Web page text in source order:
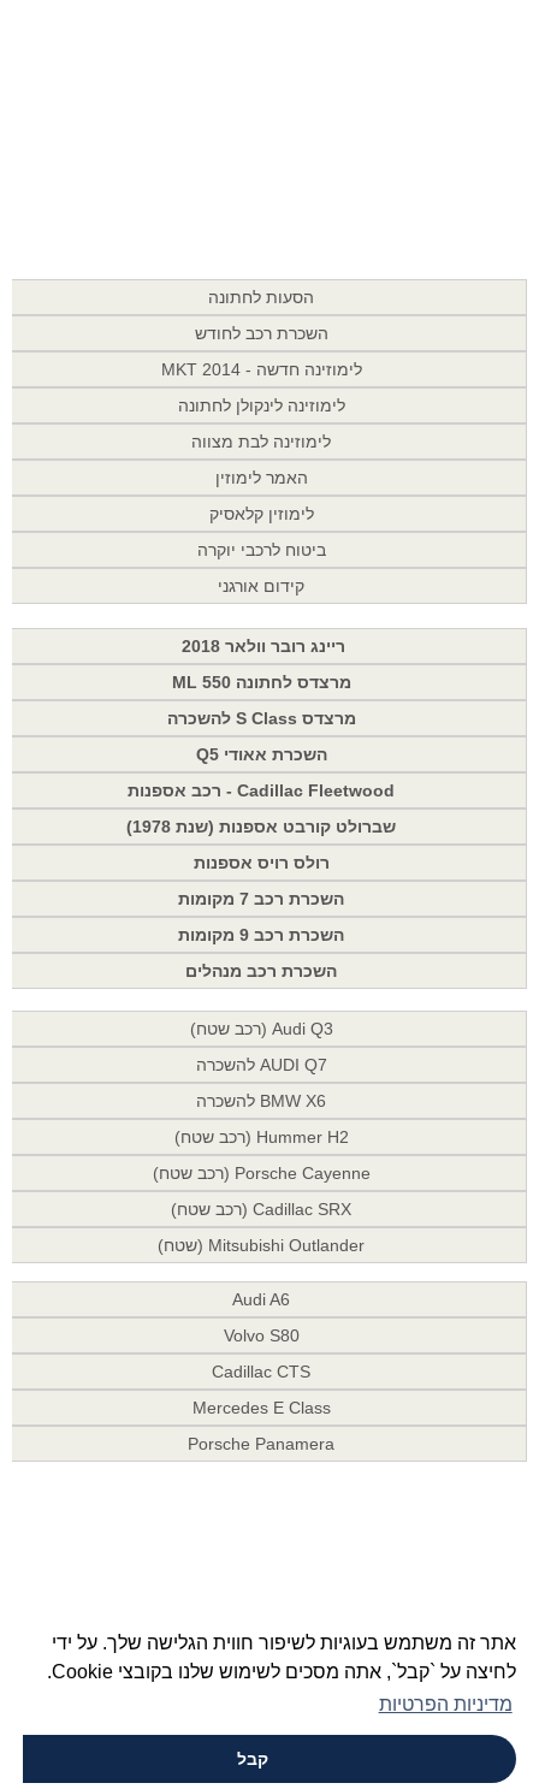
אתר זה משתמש בעוגיות לשיפור חווית הגלישה שלך. על ידי
לחיצה על `קבל`, אתה מסכים לשימוש שלנו בקובצי Cookie.
מדיניות הפרטיות
קבל
הסעות לחתונה
השכרת רכב לחודש
לימוזינה חדשה - MKT 2014
לימוזינה לינקולן לחתונה
לימוזינה לבת מצווה
האמר לימוזין
לימוזין קלאסיק
ביטוח לרכבי יוקרה
קידום אורגני
ריינג רובר וולאר 2018
מרצדס לחתונה ML 550
מרצדס S Class להשכרה
השכרת אאודי Q5
Cadillac Fleetwood - רכב אספנות
שברולט קורבט אספנות (שנת 1978)
רולס רויס אספנות
השכרת רכב 7 מקומות
השכרת רכב 9 מקומות
השכרת רכב מנהלים
Audi Q3 (רכב שטח)
AUDI Q7 להשכרה
BMW X6 להשכרה
Hummer H2 (רכב שטח)
Porsche Cayenne (רכב שטח)
Cadillac SRX (רכב שטח)
Mitsubishi Outlander (שטח)
Audi A6
Volvo S80
Cadillac CTS
Mercedes E Class
Porsche Panamera